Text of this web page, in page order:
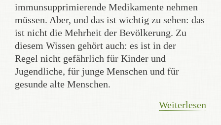
immunsupprimierende Medikamente nehmen
müssen. Aber, und das ist wichtig zu sehen: das
ist nicht die Mehrheit der Bevölkerung. Zu
diesem Wissen gehört auch: es ist in der
Regel nicht gefährlich für Kinder und
Jugendliche, für junge Menschen und für
gesunde alte Menschen.
Weiterlesen